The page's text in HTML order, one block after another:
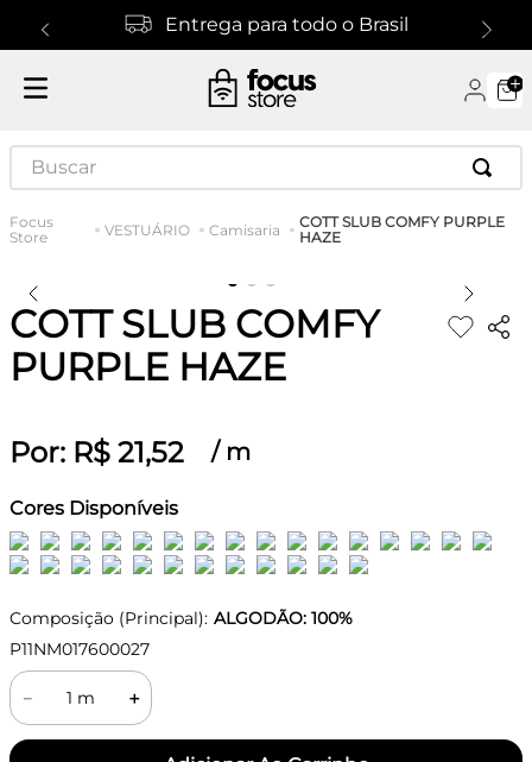
Entrega para todo o Brasil
Buscar
VESTUÁRIO Camisaria
COTT SLUB COMFY PURPLE
HAZE
COTT SLUB COMFY
PURPLE HAZE
Por: R$ 21,52 / m
Cores Disponíveis
Composição (Principal): ALGODÃO: 100%
P11NM017600027
＋
－